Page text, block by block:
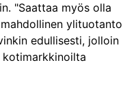
"Saattaa myös olla
ylituotanto
edullisesti, jolloin
kotimarkkinoilta